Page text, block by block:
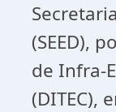
(SEED),
de Infra-
(DITEC),